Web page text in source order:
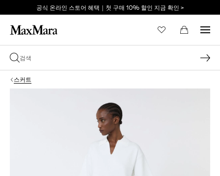
공식 온라인 스토어 혜택｜첫 구매 10% 할인 지금 확인 >
스커트
비밀번호를 잊어버리셨습니까?